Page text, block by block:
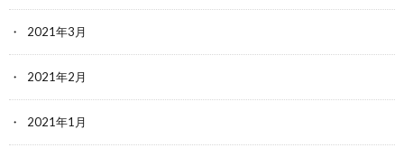
2021年3月
2021年2月
2021年1月